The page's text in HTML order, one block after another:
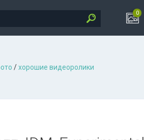
0
/хорошие видеоролики